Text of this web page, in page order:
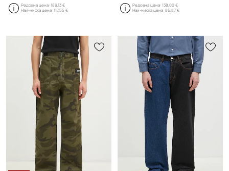
Редовна цена:189,13 €
Най-ниска цена:117,55 €
Редовна цена:138,00 €
Най-ниска цена:86,87 €